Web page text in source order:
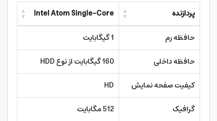
پردازنده
Intel Atom Single-Core
حافظه رم
1 گیگابایت
حافظه داخلی
160 گیگابایت از نوع HDD
کیفیت صفحه نمایش
HD
گرافیک
512 مگابایت